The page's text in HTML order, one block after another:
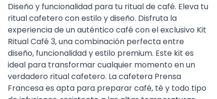
Diseño y funcionalidad para tu ritual de café. Eleva tu
ritual cafetero con estilo y diseño. Disfruta la
experiencia de un auténtico café con el exclusivo Kit
Ritual Café 3, una combinación perfecta entre
diseño, funcionalidad y estilo premium. Este kit es
ideal para transformar cualquier momento en un
verdadero ritual cafetero. La cafetera Prensa
Francesa es apta para preparar café, té y todo tipo